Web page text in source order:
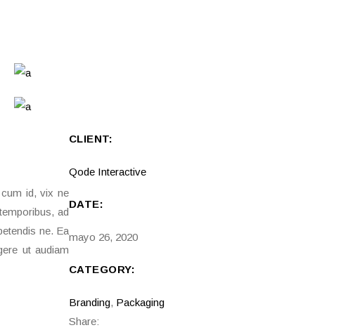
id, vix ne
ad
ne. Ea
ut audiam
CLIENT:
Qode Interactive
DATE:
mayo 26, 2020
CATEGORY:
Branding, Packaging
Share: